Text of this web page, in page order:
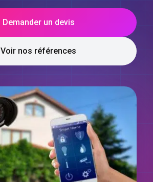
Demander un devis
Voir nos références